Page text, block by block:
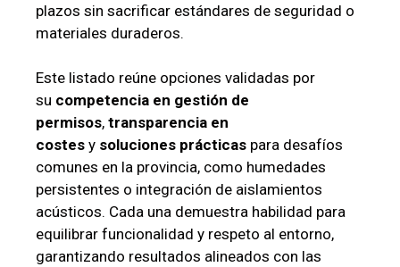
plazos sin sacrificar estándares de seguridad o
materiales duraderos.
Este listado reúne opciones validadas por
su competencia en gestión de
permisos, transparencia en
costes y soluciones prácticas para desafíos
comunes en la provincia, como humedades
persistentes o integración de aislamientos
acústicos. Cada una demuestra habilidad para
equilibrar funcionalidad y respeto al entorno,
garantizando resultados alineados con las